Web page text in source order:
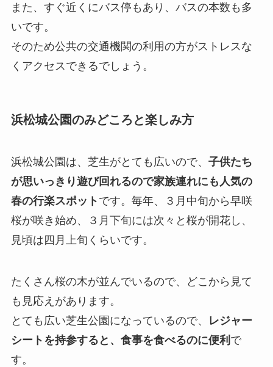
また、すぐ近くにバス停もあり、バスの本数も多
いです。
そのため公共の交通機関の利用の方がストレスな
くアクセスできるでしょう。
浜松城公園のみどころと楽しみ方
浜松城公園は、芝生がとても広いので、 子供たち
が思いっきり遊び回れるので家族連れにも人気の
春の行楽スポット です。毎年、３月中旬から早咲
桜が咲き始め、３月下旬には次々と桜が開花し、
見頃は四月上旬くらいです。
たくさん桜の木が並んでいるので、どこから見て
も見応えがあります。
とても広い芝生公園になっているので、
レジャー
シートを持参すると、食事を食べるのに便利 で
す。